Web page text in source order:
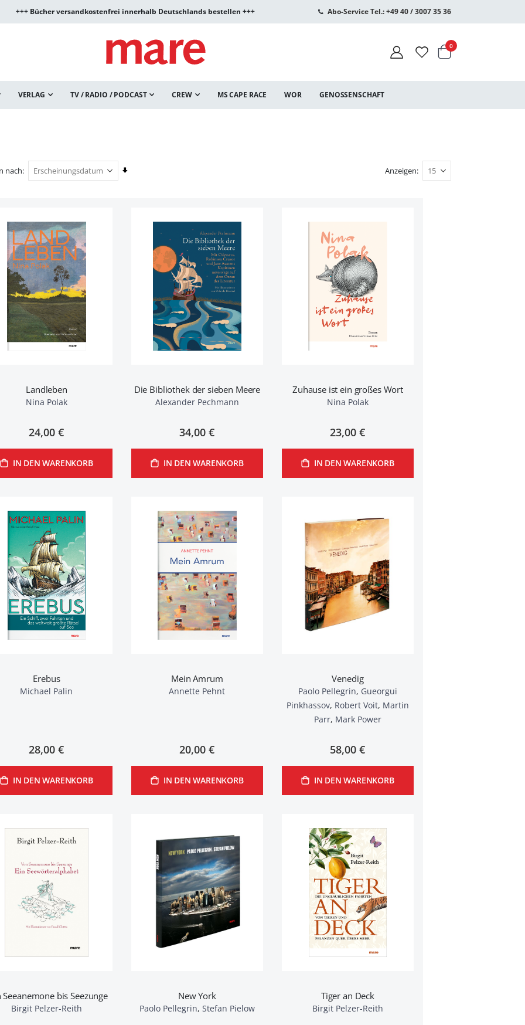
+++ Bücher versandkostenfrei innerhalb Deutschlands bestellen +++ Abo-Service Tel.: +49 40 / 3007 35 36
Warenkorb
0Artikel
VERLAG TV / RADIO / PODCAST CREW MS CAPE RACE WOR GENOSSENSCHAFT
nach
In
Anzeigen
Landleben
Nina Polak
24,00 €
IN DEN WARENKORB
Die Bibliothek der sieben Meere
Alexander Pechmann
34,00 €
IN DEN WARENKORB
Zuhause ist ein großes Wort
Nina Polak
23,00 €
IN DEN WARENKORB
Erebus
Michael Palin
28,00 €
IN DEN WARENKORB
Mein Amrum
Annette Pehnt
20,00 €
IN DEN WARENKORB
Venedig
Paolo Pellegrin, Gueorgui
Pinkhassov, Robert Voit, Martin
Parr, Mark Power
58,00 €
IN DEN WARENKORB
Seeanemone bis Seezunge
Birgit Pelzer-Reith
New York
Paolo Pellegrin, Stefan Pielow
Tiger an Deck
Birgit Pelzer-Reith